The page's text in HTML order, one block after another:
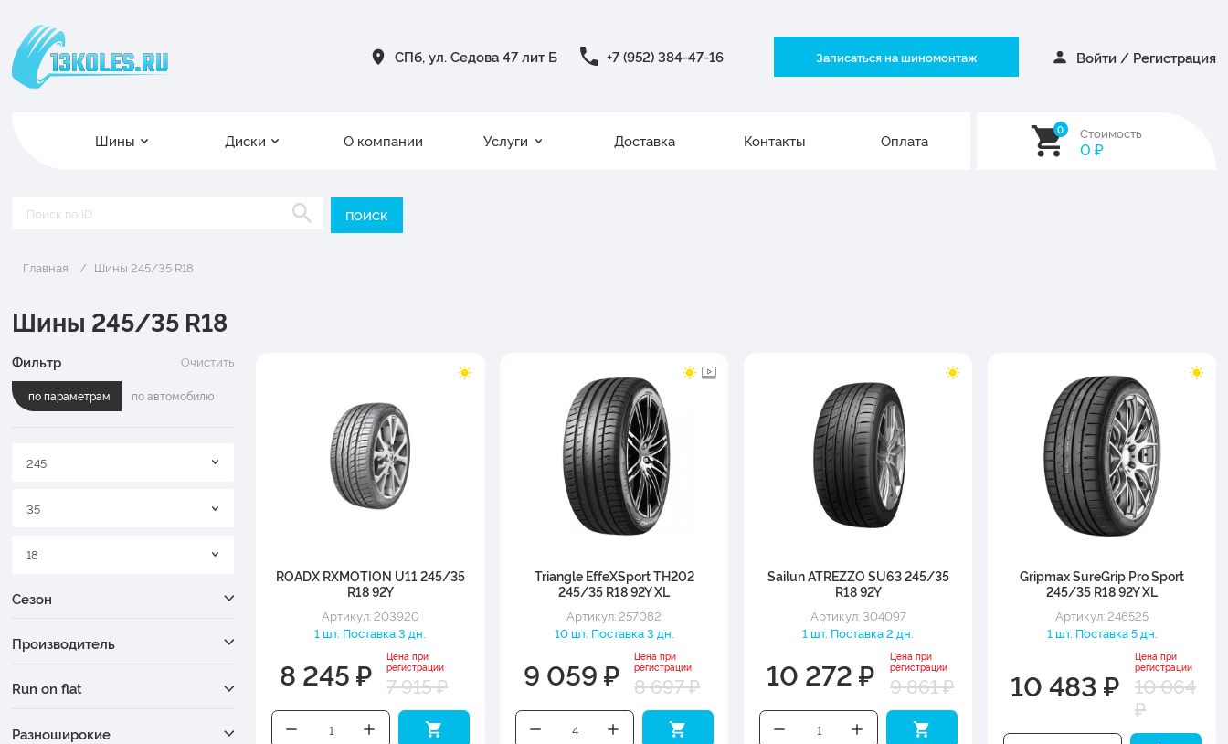
СПб, ул. Седова 47 лит Б +7 (952) 384-47-16 Записаться на шиномонтаж Войти / Регистрация
Шины Диски О компании Услуги Доставка Контакты Оплата
0 Стоимость
0 ₽
Главная Шины 245/35 R18
Шины 245/35 R18
Фильтр Очистить
по параметрам по автомобилю
245
35
18
Сезон
Производитель
Run on flat
Разноширокие
ROADX RXMOTION U11 245/35
R18 92Y
Артикул: 203920
1 шт. Поставка 3 дн.
8 245 ₽
Цена при
регистрации
7 915 ₽
Triangle EffeXSport TH202
245/35 R18 92Y XL
Артикул: 257082
10 шт. Поставка 3 дн.
9 059 ₽
Цена при
регистрации
8 697 ₽
Sailun ATREZZO SU63 245/35
R18 92Y
Артикул: 304097
1 шт. Поставка 2 дн.
10 272 ₽
Цена при
регистрации
9 861 ₽
Gripmax SureGrip Pro Sport
245/35 R18 92Y XL
Артикул: 246525
1 шт. Поставка 5 дн.
10 483 ₽
Цена при
регистрации
10 064
₽